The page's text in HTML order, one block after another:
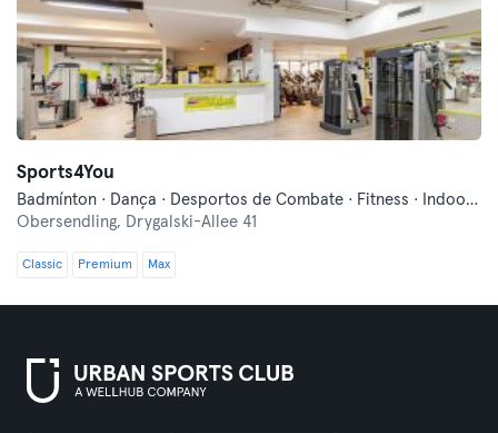
Sports4You
Badmínton · Dança · Desportos de Combate · Fitness · Indoor Cycling · Pilates · Squash · Treinos Funcionais · Ténis de Mesa · Yoga
Obersendling, Drygalski-Allee 41
Classic Premium Max